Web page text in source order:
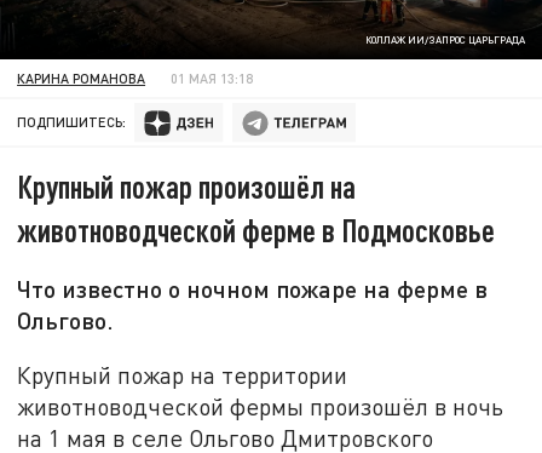
КОЛЛАЖ ИИ/ЗАПРОС ЦАРЬГРАДА
КАРИНА РОМАНОВА 01 МАЯ 13:18
ПОДПИШИТЕСЬ:
Крупный пожар произошёл на
животноводческой ферме в Подмосковье
Что известно о ночном пожаре на ферме в
Ольгово.
Крупный пожар на территории
животноводческой фермы произошёл в ночь
на 1 мая в селе Ольгово Дмитровского